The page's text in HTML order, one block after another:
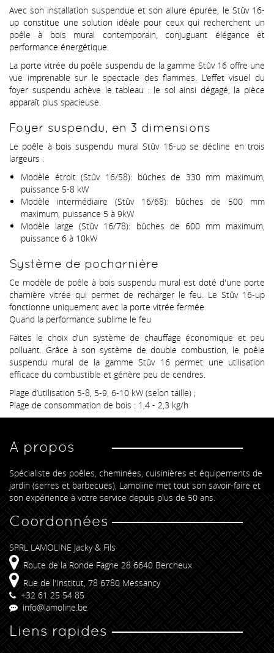
Avec son installation suspendue et son allure épurée, le Stûv 16-
up constitue une solution idéale pour ceux qui recherchent un
poêle à bois mural contemporain, conjuguant élégance et
performance énergétique.
La porte vitrée du poêle suspendu de la gamme Stûv 16 offre une
vue imprenable sur le spectacle des flammes. L'effet visuel du
foyer suspendu achève le tableau : le sol ainsi dégagé, la pièce
apparaît plus spacieuse.
Foyer suspendu, en 3 dimensions
Le poêle à bois suspendu mural Stûv 16-up se décline en trois
largeurs :
Modèle étroit (Stûv 16/58): bûches de 330 mm maximum,
puissance 5-8 kW
Modèle intermédiaire (Stûv 16/68): bûches de 500 mm
maximum, puissance 5 à 9kW
Modèle large (Stûv 16/78): bûches de 600 mm maximum,
puissance 6 à 10kW
Système de pocharnière
Ce modèle de poêle à bois suspendu mural est doté d'une porte
charnière vitrée qui permet de recharger le feu. Le Stûv 16-up
fonctionne uniquement avec la porte vitrée fermée.
Quand la performance sublime le feu
Faites le choix d’un système de chauffage économique et peu
polluant. Grâce à son système de double combustion, le poêle
suspendu mural de la gamme Stûv 16 permet une utilisation
efficace du combustible et génère peu de cendres.
Plage d’utilisation 5-8, 5-9, 6-10 kW (selon taille) ;
Plage de consommation de bois : 1,4 - 2,3 kg/h
A propos
Spécialiste des poêles, cheminées, cuisinières et équipements de
jardin (serres et barbecues), Lamoline met tout son savoir-faire et
son expérience à votre service depuis plus de 50 ans.
Coordonnées
SPRL LAMOLINE Jacky & Fils
Route de la Ronde Fagne 28 6640 Bercheux
Rue de l'Institut, 78 6780 Messancy
+32 61 25 54 85
info@lamoline.be
Liens rapides